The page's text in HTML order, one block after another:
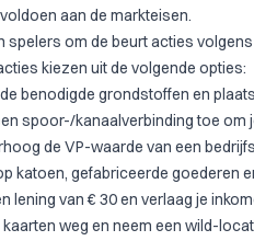
aan de markteisen.
spelers om de beurt acties
kiezen uit de volgende opties:
benodigde grondstoffen en
spoor-/kanaalverbinding toe om
de VP-waarde van een
katoen, gefabriceerde goederen
lening van € 30 en verlaag je
weg en neem een wild-